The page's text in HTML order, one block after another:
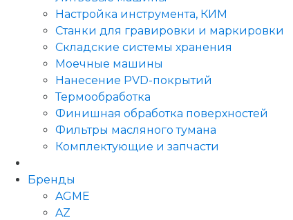
Настройка инструмента, КИМ
Станки для гравировки и маркировки
Складские системы хранения
Моечные машины
Нанесение PVD-покрытий
Термообработка
Финишная обработка поверхностей
Фильтры масляного тумана
Комплектующие и запчасти
Бренды
AGME
AZ